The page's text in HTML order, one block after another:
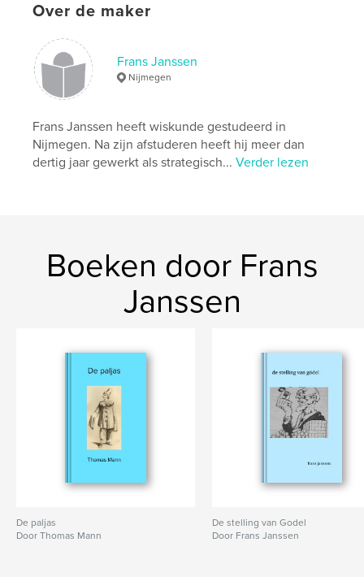
Aanvullende categorieën
Humor
Projectoptie:
13×20 cm
Aantal pagina's:
Datum publiceren:mei 21, 2013
TaalDutch
Over de maker
Frans Janssen
Nijmegen
Frans Janssen heeft wiskunde gestudeerd in
Nijmegen. Na zijn afstuderen heeft hij meer dan
dertig jaar gewerkt als strategisch...Verder lezen
Boeken door Frans
Janssen
De paljas
Door Thomas Mann
De stelling van Godel
Door Frans Janssen